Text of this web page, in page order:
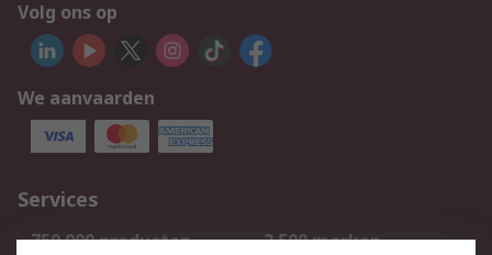
Volg ons op
We aanvaarden
Services
750.000 producten
2.500 merken